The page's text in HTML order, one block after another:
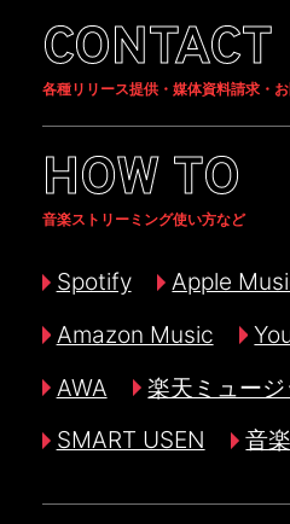
CONTACT
各種リリース提供・媒体資料請求・
HOW TO
音楽ストリーミング使い方など
Spotify Apple
Amazon Music
AWA
楽天ミュージ
SMART USEN
音